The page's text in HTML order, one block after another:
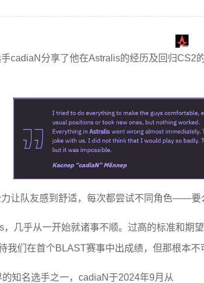
cadiaN分享了他在Astralis的经历及回归CS2
力让队友感到舒适，每次都尝试不同角色——要
，几乎从一开始就诸事不顺。过高的标准和期
我们在首个BLAST赛事中出成绩，但那根本不
知名选手之一，cadiaN于2024年9月从